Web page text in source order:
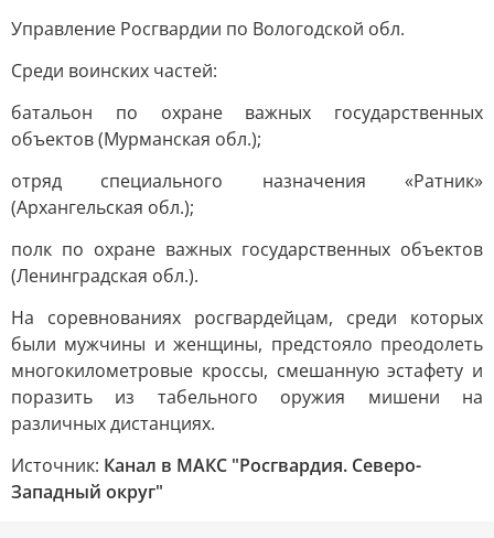
Управление Росгвардии по Вологодской обл.
Среди воинских частей:
батальон по охране важных государственных
объектов (Мурманская обл.);
отряд специального назначения «Ратник»
(Архангельская обл.);
полк по охране важных государственных объектов
(Ленинградская обл.).
На соревнованиях росгвардейцам, среди которых
были мужчины и женщины, предстояло преодолеть
многокилометровые кроссы, смешанную эстафету и
поразить из табельного оружия мишени на
различных дистанциях.
Источник: Канал в МАКС "Росгвардия. Северо-
Западный округ"